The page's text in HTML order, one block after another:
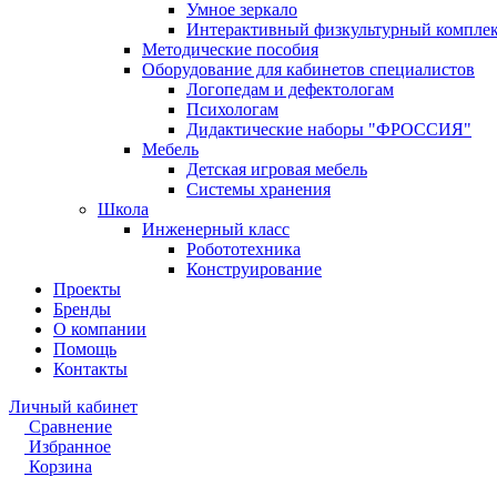
Умное зеркало
Интерактивный физкультурный
Методические пособия
Оборудование для кабинетов специалистов
Логопедам и дефектологам
Психологам
Дидактические наборы "ФРОССИЯ"
Мебель
Детская игровая мебель
Системы хранения
Школа
Инженерный класс
Робототехника
Конструирование
Проекты
Бренды
О компании
Помощь
Контакты
Личный кабинет
Сравнение
Избранное
Корзина